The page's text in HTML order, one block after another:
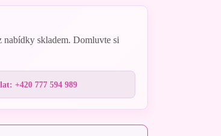
nabídky skladem. Domluvte si
+420 777 594 989